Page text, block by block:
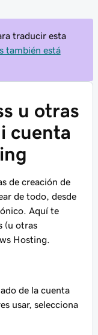
traducir esta
también está
u otras
cuenta
de creación de
de todo, desde
Aquí te
(u otras
Hosting.
de la cuenta
usar, selecciona